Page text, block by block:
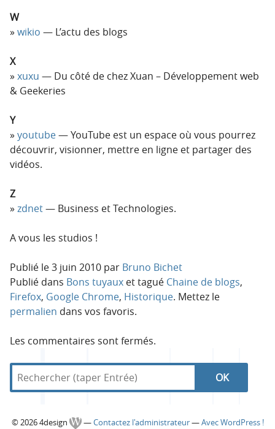
W
wikio — L’actu des blogs
X
xuxu — Du côté de chez Xuan – Développement web
& Geekeries
Y
youtube— YouTube est un espace où vous pourrez
découvrir, visionner, mettre en ligne et partager des
vidéos.
Z
zdnet— Business et Technologies.
A vous les studios !
Publié le3 juin 2010 par Bruno Bichet
Publié dans Bons tuyaux et tagué Chaine de blogs,
Firefox, Google Chrome, Historique. Mettez le
permalien dans vos favoris.
Les commentaires sont fermés.
R
R
d
© 2026 4design —Contactez l'administrateur—Avec WordPress !